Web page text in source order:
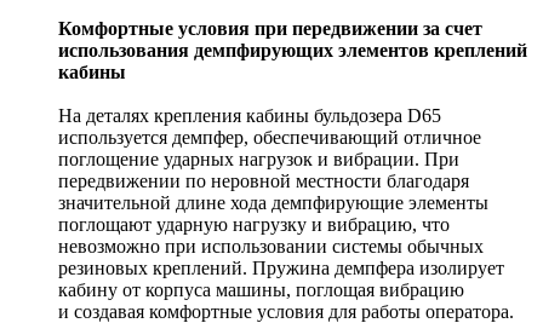
Комфортные условия при передвижении за счет
использования демпфирующих элементов креплений
кабины
На деталях крепления кабины бульдозера D65
используется демпфер, обеспечивающий отличное
поглощение ударных нагрузок и вибрации. При
передвижении по неровной местности благодаря
значительной длине хода демпфирующие элементы
поглощают ударную нагрузку и вибрацию, что
невозможно при использовании системы обычных
резиновых креплений. Пружина демпфера изолирует
кабину от корпуса машины, поглощая вибрацию
и создавая комфортные условия для работы оператора.